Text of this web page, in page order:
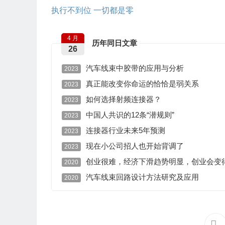
执行不到位 一切都是零
历年同日文章
4 月
26
2023 汽车线束中胶带的应用与分析
2023 真正能改变你命运的恰恰是弱关系
2023 如何选择射频连接器？
2023 中国人共识的12条“潜规则”
2023 连接器行业未来5年预测
2023 现在小公司招人也开始背调了
2020 创业很难，经济下滑趋势明显，创业会变
2020 汽车线束回路设计方法研究及应用